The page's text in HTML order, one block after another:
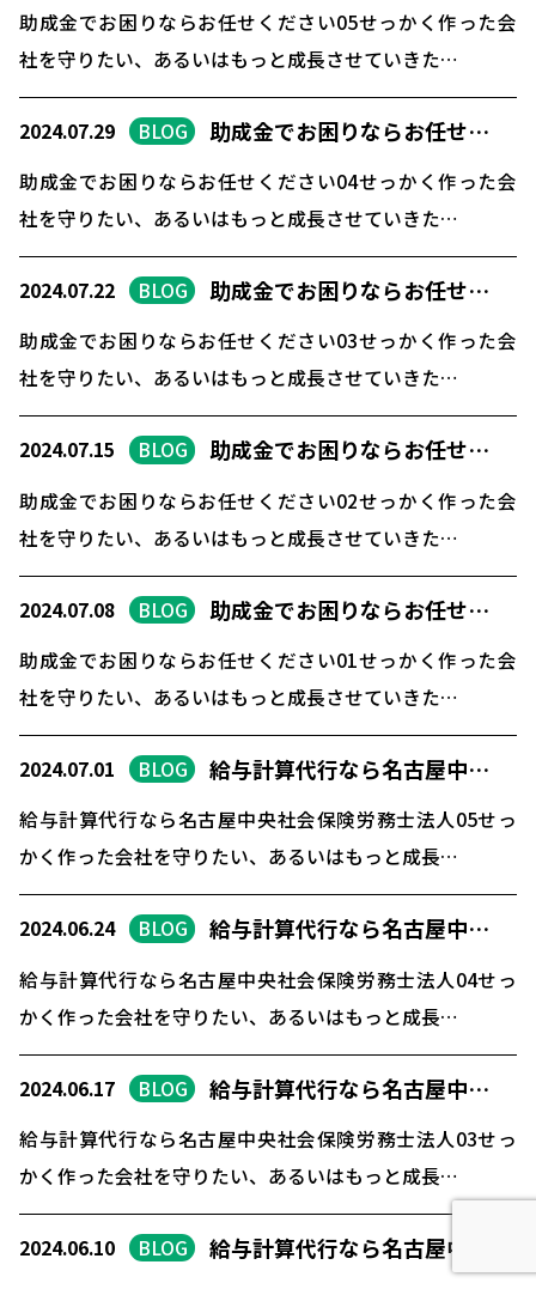
助成金でお困りならお任せください05せっかく作った会
社を守りたい、あるいはもっと成長させていきた…
2024.07.29 BLOG 助成金でお困りならお任せ…
助成金でお困りならお任せください04せっかく作った会
社を守りたい、あるいはもっと成長させていきた…
2024.07.22 BLOG 助成金でお困りならお任せ…
助成金でお困りならお任せください03せっかく作った会
社を守りたい、あるいはもっと成長させていきた…
2024.07.15 BLOG 助成金でお困りならお任せ…
助成金でお困りならお任せください02せっかく作った会
社を守りたい、あるいはもっと成長させていきた…
2024.07.08 BLOG 助成金でお困りならお任せ…
助成金でお困りならお任せください01せっかく作った会
社を守りたい、あるいはもっと成長させていきた…
2024.07.01 BLOG 給与計算代行なら名古屋中…
給与計算代行なら名古屋中央社会保険労務士法人05せっ
かく作った会社を守りたい、あるいはもっと成長…
2024.06.24 BLOG 給与計算代行なら名古屋中…
給与計算代行なら名古屋中央社会保険労務士法人04せっ
かく作った会社を守りたい、あるいはもっと成長…
2024.06.17 BLOG 給与計算代行なら名古屋中…
給与計算代行なら名古屋中央社会保険労務士法人03せっ
かく作った会社を守りたい、あるいはもっと成長…
2024.06.10 BLOG 給与計算代行なら名古屋中…